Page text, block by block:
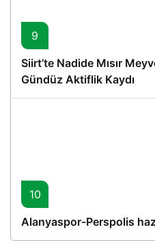
9
Siirt’te Nadide Mısır
Gündüz Aktiflik Kaydı
10
Alanyaspor-Perspolis